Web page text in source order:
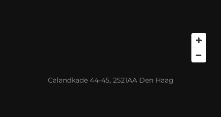
Calandkade 44-45, 2521AA Den Haag